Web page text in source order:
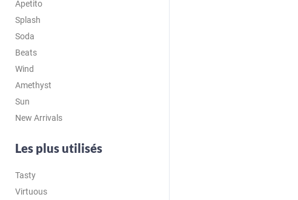
Apetito
Splash
Soda
Beats
Wind
Amethyst
Sun
New Arrivals
Les plus utilisés
Tasty
Virtuous